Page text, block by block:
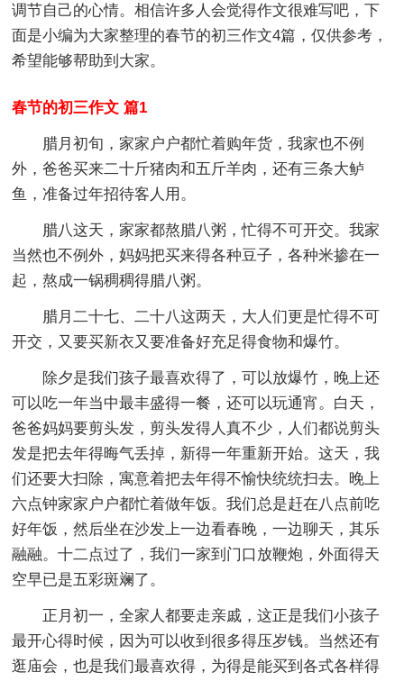
调节自己的心情。相信许多人会觉得作文很难写吧，下
面是小编为大家整理的春节的初三作文4篇，仅供参考，
希望能够帮助到大家。
春节的初三作文 篇1
腊月初旬，家家户户都忙着购年货，我家也不例
外，爸爸买来二十斤猪肉和五斤羊肉，还有三条大鲈
鱼，准备过年招待客人用。
腊八这天，家家都熬腊八粥，忙得不可开交。我家
当然也不例外，妈妈把买来得各种豆子，各种米掺在一
起，熬成一锅稠稠得腊八粥。
腊月二十七、二十八这两天，大人们更是忙得不可
开交，又要买新衣又要准备好充足得食物和爆竹。
除夕是我们孩子最喜欢得了，可以放爆竹，晚上还
可以吃一年当中最丰盛得一餐，还可以玩通宵。白天，
爸爸妈妈要剪头发，剪头发得人真不少，人们都说剪头
发是把去年得晦气丢掉，新得一年重新开始。这天，我
们还要大扫除，寓意着把去年得不愉快统统扫去。晚上
六点钟家家户户都忙着做年饭。我们总是赶在八点前吃
好年饭，然后坐在沙发上一边看春晚，一边聊天，其乐
融融。十二点过了，我们一家到门口放鞭炮，外面得天
空早已是五彩斑斓了。
正月初一，全家人都要走亲戚，这正是我们小孩子
最开心得时候，因为可以收到很多得压岁钱。当然还有
逛庙会，也是我们最喜欢得，为得是能买到各式各样得